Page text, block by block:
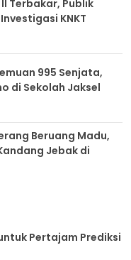
Terbakar, Publik
KNKT
995 Senjata,
di Sekolah Jaksel
Beruang Madu,
Jebak di
Pertajam Prediksi